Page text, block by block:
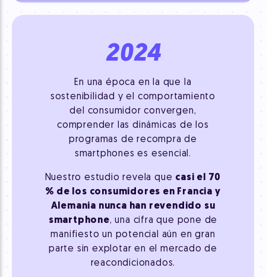
2024
En una época en la que la
sostenibilidad y el comportamiento
del consumidor convergen,
comprender las dinámicas de los
programas de recompra de
smartphones es esencial.
Nuestro estudio revela que casi el 70
% de los consumidores en Francia y
Alemania nunca han revendido su
smartphone, una cifra que pone de
manifiesto un potencial aún en gran
parte sin explotar en el mercado de
reacondicionados.